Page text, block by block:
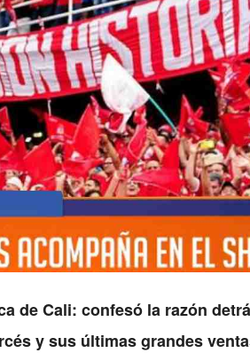
de Cali: confesó la razón
y sus últimas grandes